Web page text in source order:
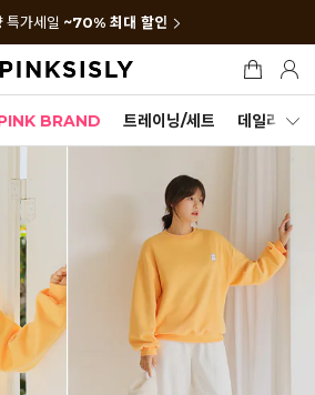
특가세일 ~70% 최대 할인
BRAND 트레이닝/세트 데일리세트